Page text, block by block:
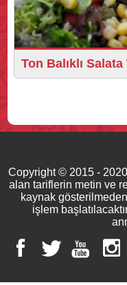
Ton Balıklı
Copyright © 2015 -
alan tariflerin metin ve
kaynak
işlem